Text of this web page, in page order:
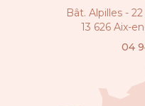
Bât. Alpilles -
13 626 Aix-
04